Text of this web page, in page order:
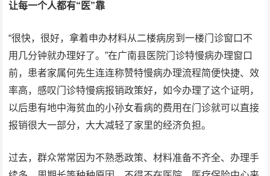
让每一个人都有“医”靠
“很快，很好，拿着申办材料从二楼病房到一楼门诊窗口不
用几分钟就办理好了。”在广南县医院门诊特慢病办理窗口
前，患者家属何先生连连称赞特慢病办理流程简便快捷、效
率高，感叹门诊特慢病报销政策好，如今办理了这个证明，
以后患有地中海贫血的小孙女看病的费用在门诊就可以直接
报销很大一部分，大大减轻了家里的经济负担。
过去，群众常常因为不熟悉政策、材料准备不齐全、办理手